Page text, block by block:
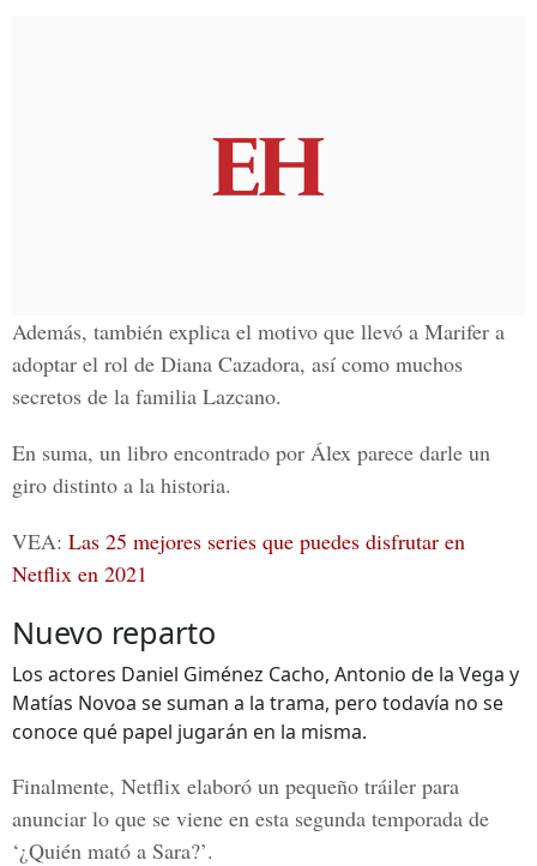
Además, también explica el motivo que llevó a Marifer a
adoptar el rol de Diana Cazadora, así como muchos
secretos de la familia Lazcano.
En suma, un libro encontrado por Álex parece darle un
giro distinto a la historia.
VEA: Las 25 mejores series que puedes disfrutar en
Netflix en 2021
Nuevo reparto
Los actores Daniel Giménez Cacho, Antonio de la Vega y
Matías Novoa se suman a la trama, pero todavía no se
conoce qué papel jugarán en la misma.
Finalmente, Netflix elaboró un pequeño tráiler para
anunciar lo que se viene en esta segunda temporada de
‘¿Quién mató a Sara?’.